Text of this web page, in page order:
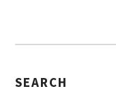
S
G
SEARCH